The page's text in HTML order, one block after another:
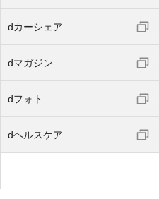
dカーシェア
dマガジン
dフォト
dヘルスケア